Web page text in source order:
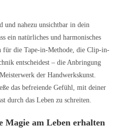
und nahezu unsichtbar in dein
ein natürliches und harmonisches
für die Tape-in-Methode, die Clip-in-
entscheidest – die Anbringung
der Handwerkskunst.
das befreiende Gefühl, mit deiner
durch das Leben zu schreiten.
Magie am Leben erhalten